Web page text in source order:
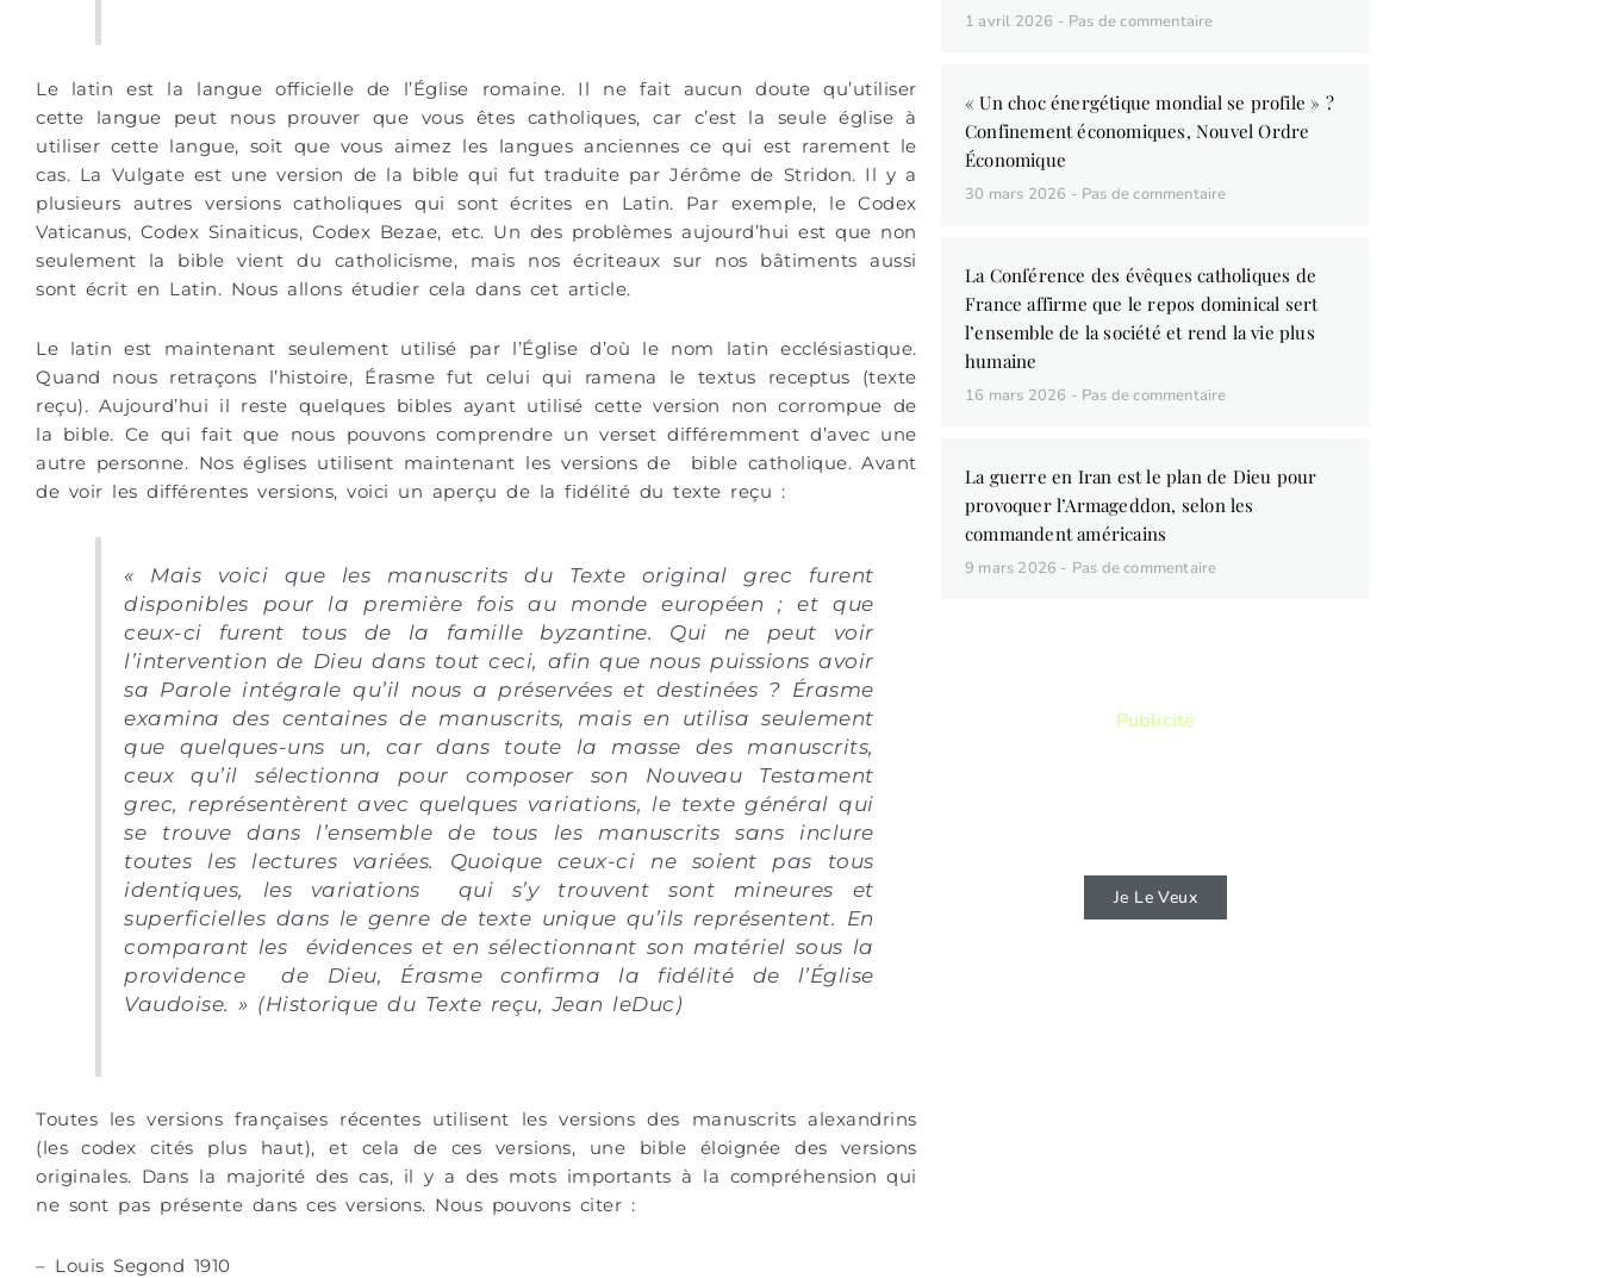
Le latin est la langue officielle de l’Église romaine. Il ne fait aucun doute qu’utiliser
cette langue peut nous prouver que vous êtes catholiques, car c’est la seule église à
utiliser cette langue, soit que vous aimez les langues anciennes ce qui est rarement le
cas. La Vulgate est une version de la bible qui fut traduite par Jérôme de Stridon. Il y a
plusieurs autres versions catholiques qui sont écrites en Latin. Par exemple, le Codex
Vaticanus, Codex Sinaiticus, Codex Bezae, etc. Un des problèmes aujourd’hui est que non
seulement la bible vient du catholicisme, mais nos écriteaux sur nos bâtiments aussi
sont écrit en Latin. Nous allons étudier cela dans cet article.
Le latin est maintenant seulement utilisé par l’Église d’où le nom latin ecclésiastique.
Quand nous retraçons l’histoire, Érasme fut celui qui ramena le textus receptus (texte
reçu). Aujourd’hui il reste quelques bibles ayant utilisé cette version non corrompue de
la bible. Ce qui fait que nous pouvons comprendre un verset différemment d’avec une
autre personne. Nos églises utilisent maintenant les versions de bible catholique. Avant
de voir les différentes versions, voici un aperçu de la fidélité du texte reçu :
« Mais voici que les manuscrits du Texte original grec furent
disponibles pour la première fois au monde européen ; et que
ceux-ci furent tous de la famille byzantine. Qui ne peut voir
l’intervention de Dieu dans tout ceci, afin que nous puissions avoir
sa Parole intégrale qu’il nous a préservées et destinées ? Érasme
examina des centaines de manuscrits, mais en utilisa seulement
que quelques-uns un, car dans toute la masse des manuscrits,
ceux qu’il sélectionna pour composer son Nouveau Testament
grec, représentèrent avec quelques variations, le texte général qui
se trouve dans l’ensemble de tous les manuscrits sans inclure
toutes les lectures variées. Quoique ceux-ci ne soient pas tous
identiques, les variations qui s’y trouvent sont mineures et
superficielles dans le genre de texte unique qu’ils représentent. En
comparant les évidences et en sélectionnant son matériel sous la
providence de Dieu, Érasme confirma la fidélité de l’Église
Vaudoise. » (Historique du Texte reçu, Jean leDuc)
Toutes les versions françaises récentes utilisent les versions des manuscrits alexandrins
(les codex cités plus haut), et cela de ces versions, une bible éloignée des versions
originales. Dans la majorité des cas, il y a des mots importants à la compréhension qui
ne sont pas présente dans ces versions. Nous pouvons citer :
– Louis Segond 1910
1 avril 2026 Pas de commentaire
« Un choc énergétique mondial se profile » ?
Confinement économiques, Nouvel Ordre
Économique
30 mars 2026 Pas de commentaire
La Conférence des évêques catholiques de
France affirme que le repos dominical sert
l’ensemble de la société et rend la vie plus
humaine
16 mars 2026 Pas de commentaire
La guerre en Iran est le plan de Dieu pour
provoquer l’Armageddon, selon les
commandent américains
9 mars 2026 Pas de commentaire
Publicité
Je Le Veux